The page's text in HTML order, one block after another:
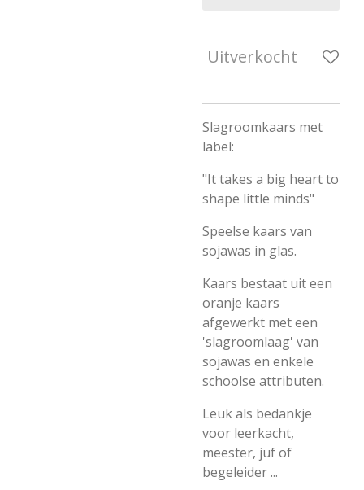
Uitverkocht
Slagroomkaars met
label:
"It takes a big heart to
shape little minds"
Speelse kaars van
sojawas in glas.
Kaars bestaat uit een
oranje kaars
afgewerkt met een
'slagroomlaag' van
sojawas en enkele
schoolse attributen.
Leuk als bedankje
voor leerkacht,
meester, juf of
begeleider ...